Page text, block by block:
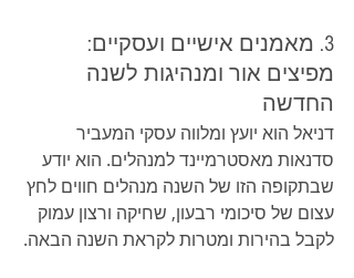
3. מאמנים אישיים ועסקיים:
מפיצים אור ומנהיגות לשנה
החדשה
דניאל הוא יועץ ומלווה עסקי המעביר
סדנאות מאסטרמיינד למנהלים. הוא יודע
שבתקופה הזו של השנה מנהלים חווים לחץ
עצום של סיכומי רבעון, שחיקה ורצון עמוק
לקבל בהירות ומטרות לקראת השנה הבאה.